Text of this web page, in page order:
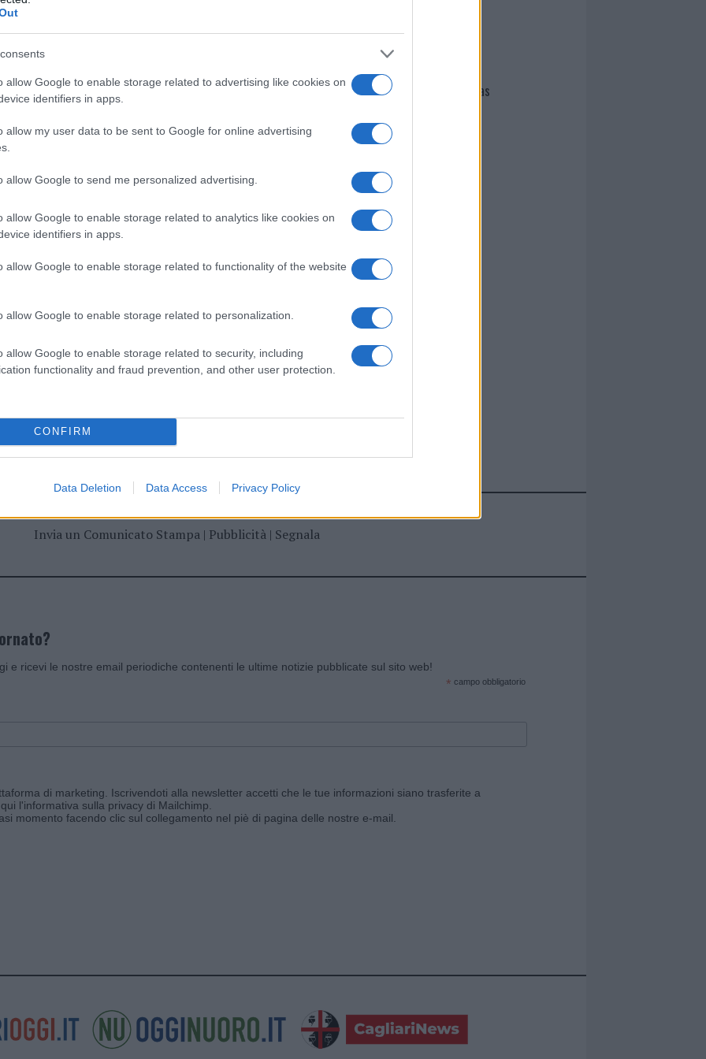
allow Google to enable storage related to advertising like cookies on
identifiers in apps.
allow my user data to be sent to Google for online advertising
allow Google to send me personalized advertising.
allow Google to enable storage related to analytics like cookies on
identifiers in apps.
allow Google to enable storage related to functionality of the website
allow Google to enable storage related to personalization.
allow Google to enable storage related to security, including
functionality and fraud prevention, and other user protection.
CONFIRM
Data Deletion Data Access Privacy Policy
di GalluraOggi.it
i tuoi video e le tue foto
+39 345 356 7512
news da
Prossimo articolo
Giovannimaria Cabras
Invia un Comunicato Stampa| Pubblicità| Segnala
e ricevi le nostre email periodiche contenenti le ultime notizie pubblicate sul sito web!
* campo obbligatorio
di marketing. Iscrivendoti alla newsletter accetti che le tue informazioni siano trasferite a
l'informativa sulla privacy di Mailchimp
momento facendo clic sul collegamento nel piè di pagina delle nostre e-mail.